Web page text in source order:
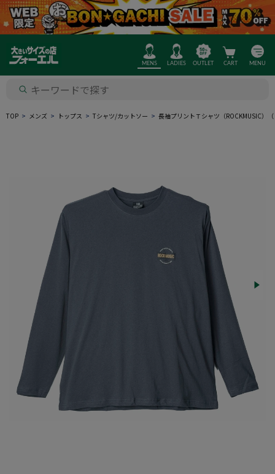
MENS LADIES OUTLET CART MENU
TOP メンズ トップス Tシャツ/カットソー 長袖プリントＴシャツ（ROCKMUSIC）